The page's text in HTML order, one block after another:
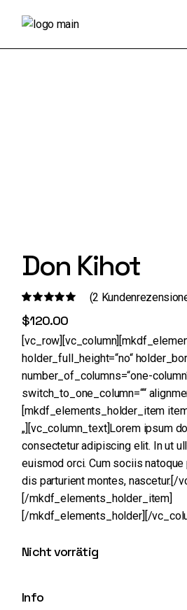
Don Kihot
(2
$120.00
holder_full_height=“no“
number_of_columns=“one-
switch_to_one_column=““
[mkdf_elements_holder_item
„][vc_column_text]Lorem ipsum
consectetur adipiscing elit. In ut
euismod orci. Cum sociis
dis parturient montes, nascetur.[/
[/mkdf_elements_holder_item]
[/mkdf_elements_holder][/
Nicht vorrätig
Info